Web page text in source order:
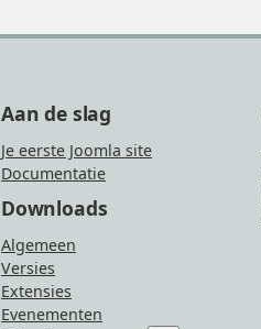
Aan de slag
Je eerste Joomla site
Documentatie
Downloads
Algemeen
Versies
Extensies
Evenementen